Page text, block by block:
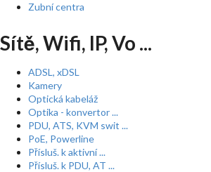
Zubní centra
Sítě, Wifi, IP, Vo ...
ADSL, xDSL
Kamery
Optická kabeláž
Optika - konvertor ...
PDU, ATS, KVM swit ...
PoE, Powerline
Přísluš. k aktivní ...
Přísluš. k PDU, AT ...